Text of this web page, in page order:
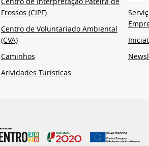
Frossos (CIPF)
Centro de Voluntariado Ambiental
(CVA)
Caminhos
Atividades Turísticas